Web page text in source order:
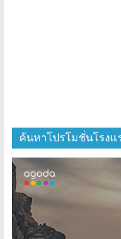
ค้นหาโปรโมชั่นโรงแ